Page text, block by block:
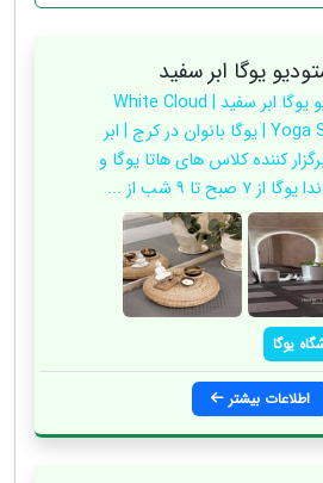
یوگا ابر سفید
استوديو يوگا ابر سفيد | White Cloud
Yoga Studio | يوگا بانوان در كرج | ابر
كننده كلاس هاى هاتا يوگا و
از ٧ صبح تا ٩ شب از ...
یوگا
اطلاعات بیشتر